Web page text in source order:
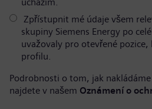
Zpřístupnit mé údaje všem
skupiny Siemens Energy po
uvažovaly pro otevřené
profilu.
Podrobnosti o tom, jak
najdete v našem Oznámení o